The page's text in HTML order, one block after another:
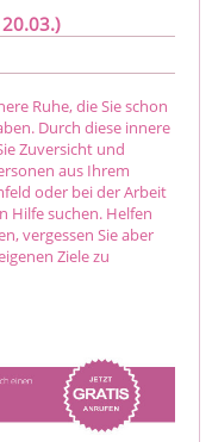
Ruhe, die Sie schon
Durch diese innere
Zuversicht und
aus Ihrem
oder bei der Arbeit
Hilfe suchen. Helfen
vergessen Sie aber
Ziele zu